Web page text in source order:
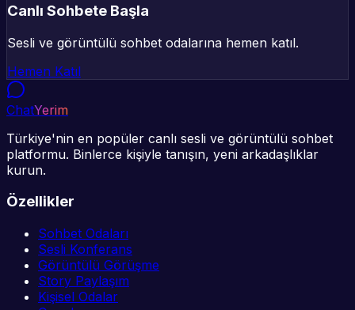
Canlı Sohbete Başla
Sesli ve görüntülü sohbet odalarına hemen katıl.
Hemen Katıl
ChatYerim
Türkiye'nin en popüler canlı sesli ve görüntülü sohbet
platformu. Binlerce kişiyle tanışın, yeni arkadaşlıklar
kurun.
Özellikler
Sohbet Odaları
Sesli Konferans
Görüntülü Görüşme
Story Paylaşım
Kişisel Odalar